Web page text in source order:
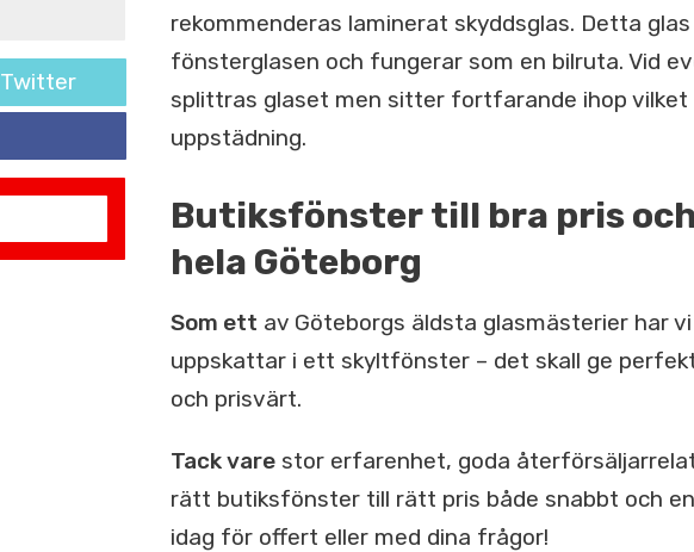
rekommenderas laminerat skyddsglas. Detta
fönsterglasen och fungerar som en bilruta. Vid
splittras glaset men sitter fortfarande ihop
uppstädning.
Butiksfönster till bra pris
hela Göteborg
Som ett av Göteborgs äldsta glasmästerier har
uppskattar i ett skyltfönster – det skall ge
och prisvärt.
Tack varestor erfarenhet, goda
rätt butiksfönster till rätt pris både snabbt och
idag för offert eller med dina frågor!
Twitter